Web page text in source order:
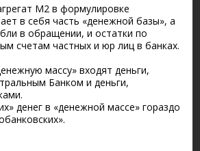
М2 в формулировке
в себя часть «денежной базы», а
в обращении, и остатки по
счетам частных и юр лиц в банках.
массу» входят деньги,
Банком и деньги,
денег в «денежной массе» гораздо